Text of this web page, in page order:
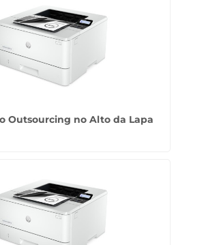
Outsourcing no Alto da Lapa